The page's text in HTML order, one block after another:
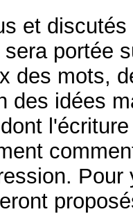
et
sera portée
des mots,
des idées